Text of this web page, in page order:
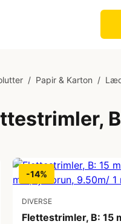
/ Papir & Karton /
-14%
DIVERSE
Flettestrimler, B: 15